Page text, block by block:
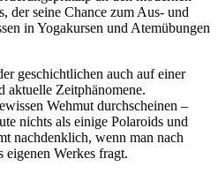
der seine Chance zum Aus- und
in Yogakursen und Atemübungen
geschichtlichen auch auf einer
aktuelle Zeitphänomene.
Wehmut durchscheinen –
nichts als einige Polaroids und
nachdenklich, wenn man nach
eigenen Werkes fragt.